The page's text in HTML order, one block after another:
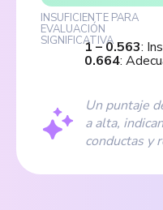
INSUFICIENTE PARA
EVALUACIÓN
SIGNIFICATIVA
1–0.563:
0.664:
Un puntaje
a alta,
conductas y